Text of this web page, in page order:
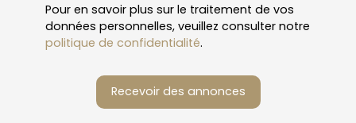
Pour en savoir plus sur le traitement de vos
données personnelles, veuillez consulter notre
politique de confidentialité.
Recevoir des annonces